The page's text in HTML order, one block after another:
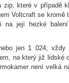
které v případě
Voltcraft se kromě
na její hezké
jen 1 024, vždy
na který již lidské
není velká